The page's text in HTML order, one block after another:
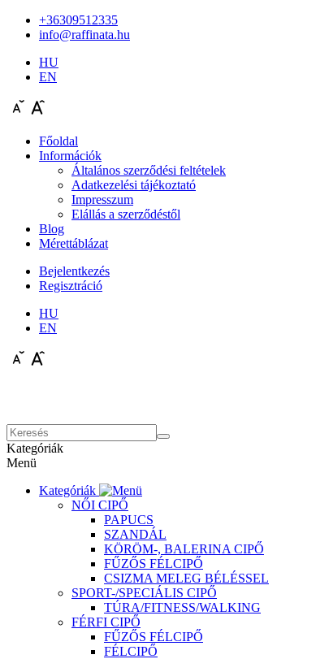
+36309512335
info@raffinata.hu
HU
EN
Főoldal
Információk
Általános szerződési feltételek
Adatkezelési tájékoztató
Impresszum
Elállás a szerződéstől
Blog
Mérettáblázat
Bejelentkezés
Regisztráció
HU
EN
Kategóriák
Menü
Kategóriák
NŐI CIPŐ
PAPUCS
SZANDÁL
KÖRÖM-, BALERINA CIPŐ
FŰZŐS FÉLCIPŐ
CSIZMA MELEG BÉLÉSSEL
SPORT-/SPECIÁLIS CIPŐ
TÚRA/FITNESS/WALKING
FÉRFI CIPŐ
FŰZŐS FÉLCIPŐ
FÉLCIPŐ